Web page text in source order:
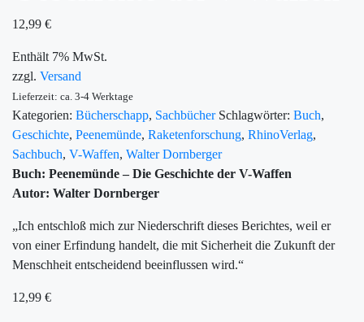
12,99 €
Enthält 7% MwSt.
zzgl. Versand
Lieferzeit: ca. 3-4 Werktage
Kategorien: Bücherschapp, Sachbücher Schlagwörter: Buch,
Geschichte, Peenemünde, Raketenforschung, RhinoVerlag,
Sachbuch, V-Waffen, Walter Dornberger
Buch: Peenemünde – Die Geschichte der V-Waffen
Autor: Walter Dornberger
„Ich entschloß mich zur Niederschrift dieses Berichtes, weil er
von einer Erfindung handelt, die mit Sicherheit die Zukunft der
Menschheit entscheidend beeinflussen wird.“
12,99 €